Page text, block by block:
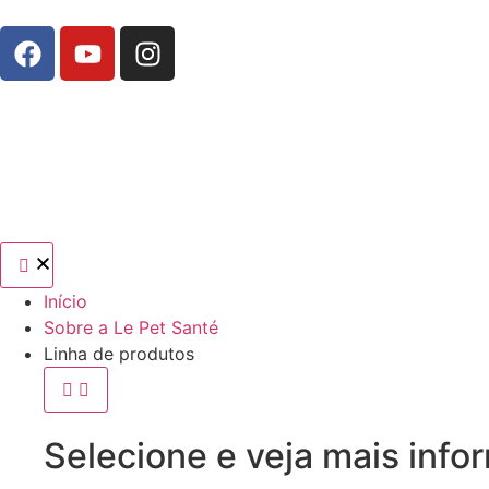
Início
Sobre a Le Pet Santé
Linha de produtos
Selecione e veja mais